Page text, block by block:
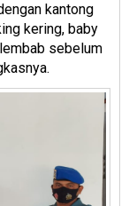
kantong
kering, baby
sebelum